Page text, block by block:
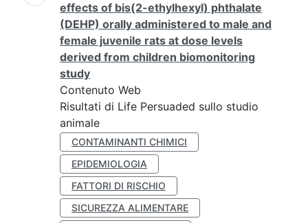
effects of bis(2-ethylhexyl) phthalate
(DEHP) orally administered to male and
female juvenile rats at dose levels
derived from children biomonitoring
study
Contenuto Web
Risultati di Life Persuaded sullo studio
animale
CONTAMINANTI CHIMICI
EPIDEMIOLOGIA
FATTORI DI RISCHIO
SICUREZZA ALIMENTARE